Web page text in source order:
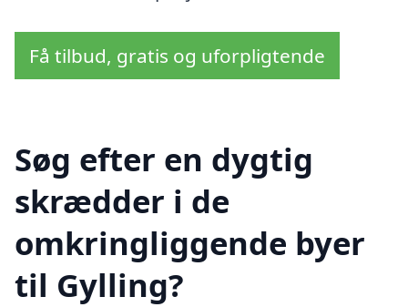
Få tilbud, gratis og uforpligtende
Søg efter en dygtig
skrædder i de
omkringliggende byer
til Gylling?